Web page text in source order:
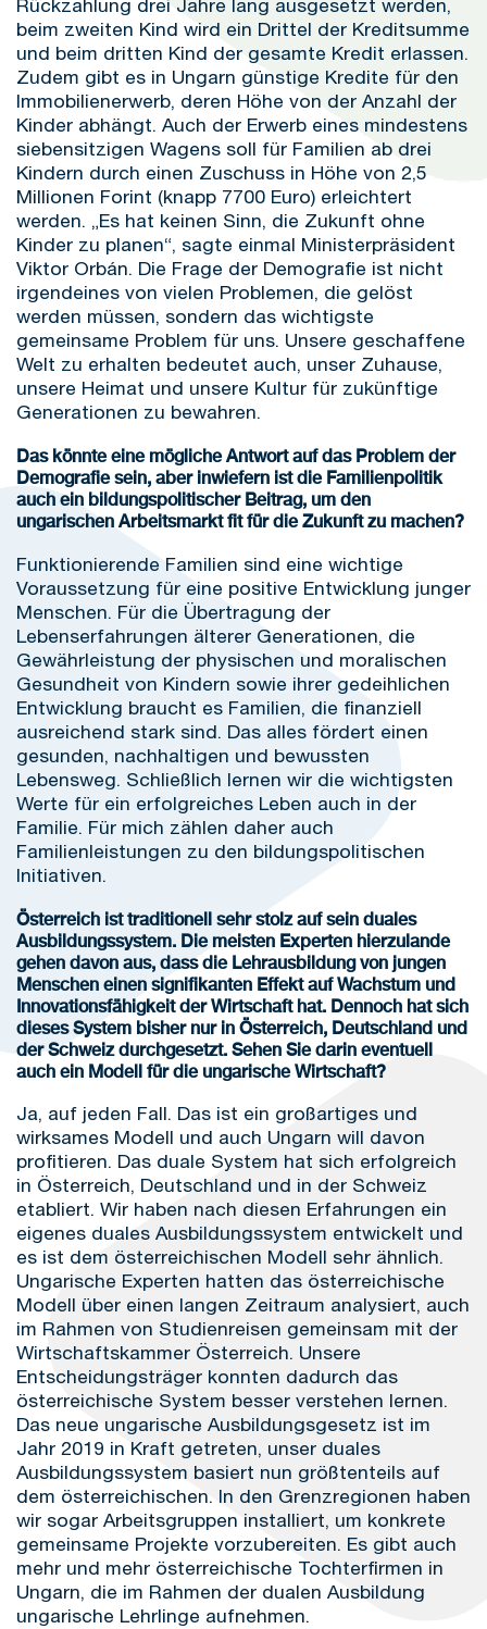
Rückzahlung drei Jahre lang ausgesetzt werden,
beim zweiten Kind wird ein Drittel der Kreditsumme
und beim dritten Kind der gesamte Kredit erlassen.
Zudem gibt es in Ungarn günstige Kredite für den
Immobilienerwerb, deren Höhe von der Anzahl der
Kinder abhängt. Auch der Erwerb eines mindestens
siebensitzigen Wagens soll für Familien ab drei
Kindern durch einen Zuschuss in Höhe von 2,5
Millionen Forint (knapp 7700 Euro) erleichtert
werden. „Es hat keinen Sinn, die Zukunft ohne
Kinder zu planen“, sagte einmal Ministerpräsident
Viktor Orbán. Die Frage der Demografie ist nicht
irgendeines von vielen Problemen, die gelöst
werden müssen, sondern das wichtigste
gemeinsame Problem für uns. Unsere geschaffene
Welt zu erhalten bedeutet auch, unser Zuhause,
unsere Heimat und unsere Kultur für zukünftige
Generationen zu bewahren.
Das könnte eine mögliche Antwort auf das Problem der
Demografie sein, aber inwiefern ist die Familienpolitik
auch ein bildungspolitischer Beitrag, um den
ungarischen Arbeitsmarkt fit für die Zukunft zu machen?
Funktionierende Familien sind eine wichtige
Voraussetzung für eine positive Entwicklung junger
Menschen. Für die Übertragung der
Lebenserfahrungen älterer Generationen, die
Gewährleistung der physischen und moralischen
Gesundheit von Kindern sowie ihrer gedeihlichen
Entwicklung braucht es Familien, die finanziell
ausreichend stark sind. Das alles fördert einen
gesunden, nachhaltigen und bewussten
Lebensweg. Schließlich lernen wir die wichtigsten
Werte für ein erfolgreiches Leben auch in der
Familie. Für mich zählen daher auch
Familienleistungen zu den bildungspolitischen
Initiativen.
Österreich ist traditionell sehr stolz auf sein duales
Ausbildungssystem. Die meisten Experten hierzulande
gehen davon aus, dass die Lehrausbildung von jungen
Menschen einen signifikanten Effekt auf Wachstum und
Innovationsfähigkeit der Wirtschaft hat. Dennoch hat sich
dieses System bisher nur in Österreich, Deutschland und
der Schweiz durchgesetzt. Sehen Sie darin eventuell
auch ein Modell für die ungarische Wirtschaft?
Ja, auf jeden Fall. Das ist ein großartiges und
wirksames Modell und auch Ungarn will davon
profitieren. Das duale System hat sich erfolgreich
in Österreich, Deutschland und in der Schweiz
etabliert. Wir haben nach diesen Erfahrungen ein
eigenes duales Ausbildungssystem entwickelt und
es ist dem österreichischen Modell sehr ähnlich.
Ungarische Experten hatten das österreichische
Modell über einen langen Zeitraum analysiert, auch
im Rahmen von Studienreisen gemeinsam mit der
Wirtschaftskammer Österreich. Unsere
Entscheidungsträger konnten dadurch das
österreichische System besser verstehen lernen.
Das neue ungarische Ausbildungsgesetz ist im
Jahr 2019 in Kraft getreten, unser duales
Ausbildungssystem basiert nun größtenteils auf
dem österreichischen. In den Grenzregionen haben
wir sogar Arbeitsgruppen installiert, um konkrete
gemeinsame Projekte vorzubereiten. Es gibt auch
mehr und mehr österreichische Tochterfirmen in
Ungarn, die im Rahmen der dualen Ausbildung
ungarische Lehrlinge aufnehmen.